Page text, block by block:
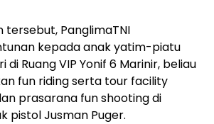
tersebut, PanglimaTNI
kepada anak yatim-piatu
Ruang VIP Yonif 6 Marinir, beliau
fun riding serta tour facility
prasarana fun shooting di
pistol Jusman Puger.